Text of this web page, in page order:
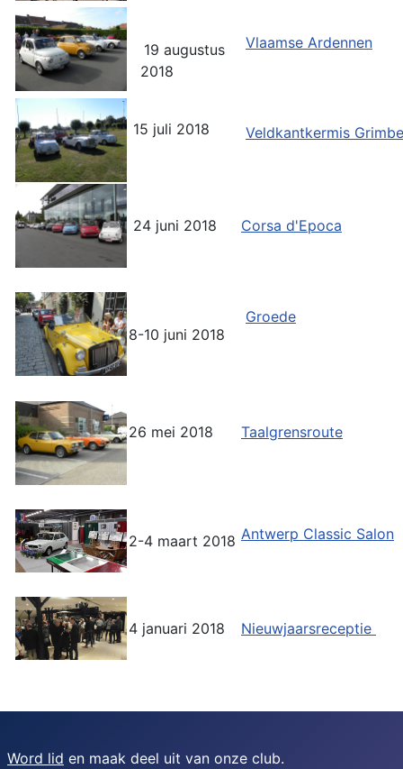
19 augustus
2018
Vlaamse Ardennen
15 juli 2018 Veldkantkermis
24 juni 2018 Corsa d'Epoca
8-10 juni 2018
Groede
26 mei 2018 Taalgrensroute
2-4 maart 2018 Antwerp Classic Salon
4 januari 2018 Nieuwjaarsreceptie
Word lid en maak deel uit van onze club.